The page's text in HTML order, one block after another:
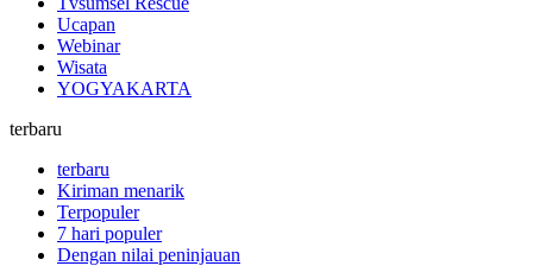
Ucapan
Webinar
Wisata
YOGYAKARTA
terbaru
terbaru
Kiriman menarik
Terpopuler
7 hari populer
Dengan nilai peninjauan